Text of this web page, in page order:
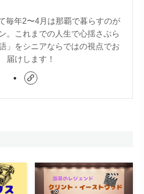
毎年2〜4月は那覇で暮らすのが
。これまでの人生で心揺さぶら
」をシニアならではの視点でお
届けします！